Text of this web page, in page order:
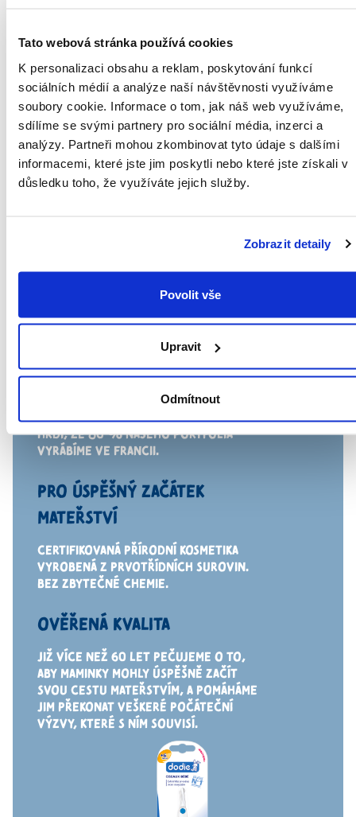
Tato webová stránka používá cookies
K personalizaci obsahu a reklam, poskytování funkcí
sociálních médií a analýze naší návštěvnosti využíváme
soubory cookie. Informace o tom, jak náš web využíváme,
sdílíme se svými partnery pro sociální média, inzerci a
analýzy. Partneři mohou zkombinovat tyto údaje s dalšími
informacemi, které jste jim poskytli nebo které jste získali v
důsledku toho, že využíváte jejich služby.
Zobrazit detaily
Povolit vše
Upravit
Odmítnout
S VÍCE NEŽ
POCTIVÁ FRANCOUZSKÁ
VÝROBA
FRANCOUZSKÁ KOSMETIKA JE PRO SVÉ
KVALITY ZNÁMÁ PO CELÉ SVĚTĚ. JSME
HRDÍ, ŽE 80 % NAŠEHO PORTFOLIA
VYRÁBÍME VE FRANCII.
PRO ÚSPĚŠNÝ ZAČÁTEK
MATEŘSTVÍ
CERTIFIKOVANÁ PŘÍRODNÍ KOSMETIKA
VYROBENÁ Z PRVOTŘÍDNÍCH SUROVIN.
BEZ ZBYTEČNÉ CHEMIE.
OVĚŘENÁ KVALITA
JIŽ VÍCE NEŽ 60 LET PEČUJEME O TO,
ABY MAMINKY MOHLY ÚSPĚŠNĚ ZAČÍT
SVOU CESTU MATEŘSTVÍM, A POMÁHÁME
JIM PŘEKONAT VEŠKERÉ POČÁTEČNÍ
VÝZVY, KTERÉ S NÍM SOUVISÍ.